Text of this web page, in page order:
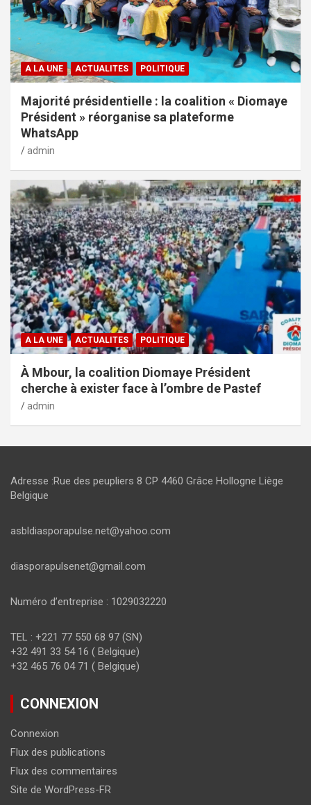
A LA UNE ACTUALITES POLITIQUE
Majorité présidentielle : la coalition « Diomaye
Président » réorganise sa plateforme
WhatsApp
admin
A LA UNE ACTUALITES POLITIQUE
À Mbour, la coalition Diomaye Président
cherche à exister face à l’ombre de Pastef
admin
Adresse :Rue des peupliers 8 CP 4460 Grâce Hollogne Liège
Belgique
asbldiasporapulse.net@yahoo.com
diasporapulsenet@gmail.com
Numéro d’entreprise : 1029032220
TEL : +221 77 550 68 97 (SN)
+32 491 33 54 16 ( Belgique)
+32 465 76 04 71 ( Belgique)
CONNEXION
Connexion
Flux des publications
Flux des commentaires
Site de WordPress-FR